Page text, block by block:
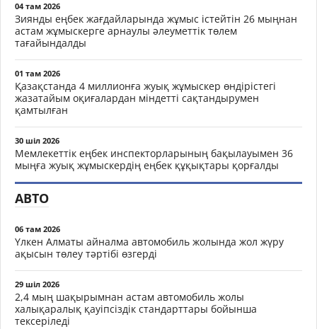
04 там 2026
Зиянды еңбек жағдайларында жұмыс істейтін 26 мыңнан
астам жұмыскерге арнаулы әлеуметтік төлем
тағайындалды
01 там 2026
Қазақстанда 4 миллионға жуық жұмыскер өндірістегі
жазатайым оқиғалардан міндетті сақтандырумен
қамтылған
30 шіл 2026
Мемлекеттік еңбек инспекторларының бақылауымен 36
мыңға жуық жұмыскердің еңбек құқықтары қорғалды
АВТО
06 там 2026
Үлкен Алматы айналма автомобиль жолында жол жүру
ақысын төлеу тәртібі өзгерді
29 шіл 2026
2,4 мың шақырымнан астам автомобиль жолы
халықаралық қауіпсіздік стандарттары бойынша
тексеріледі